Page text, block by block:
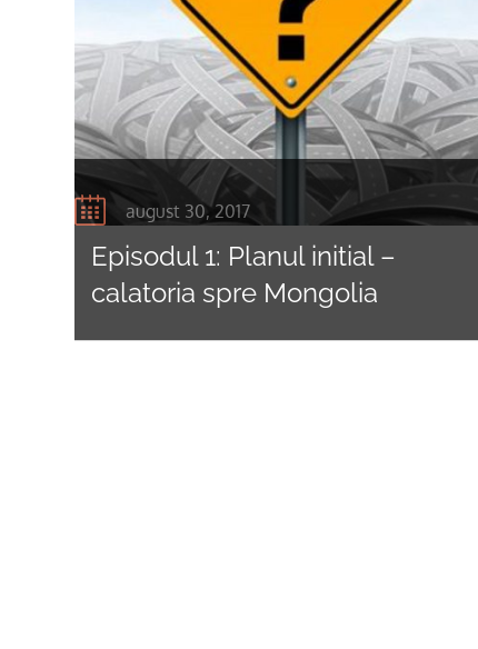
august 30, 2017
Episodul 1: Planul initial –
calatoria spre Mongolia